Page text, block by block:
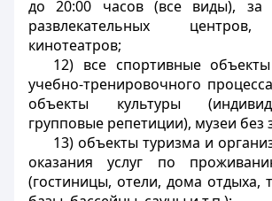
до 20:00 часов (все виды), за
развлекательных центров,
кинотеатров;
12) все спортивные
учебно-тренировочного
объекты культуры
групповые репетиции), музеи без
13) объекты туризма и
оказания услуг по
(гостиницы, отели, дома отдыха,